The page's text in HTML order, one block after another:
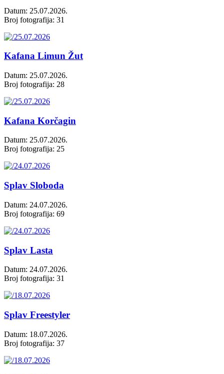
Datum: 25.07.2026.
Broj fotografija: 31
Kafana Limun Žut
Datum: 25.07.2026.
Broj fotografija: 28
Kafana Korčagin
Datum: 25.07.2026.
Broj fotografija: 25
Splav Sloboda
Datum: 24.07.2026.
Broj fotografija: 69
Splav Lasta
Datum: 24.07.2026.
Broj fotografija: 31
Splav Freestyler
Datum: 18.07.2026.
Broj fotografija: 37